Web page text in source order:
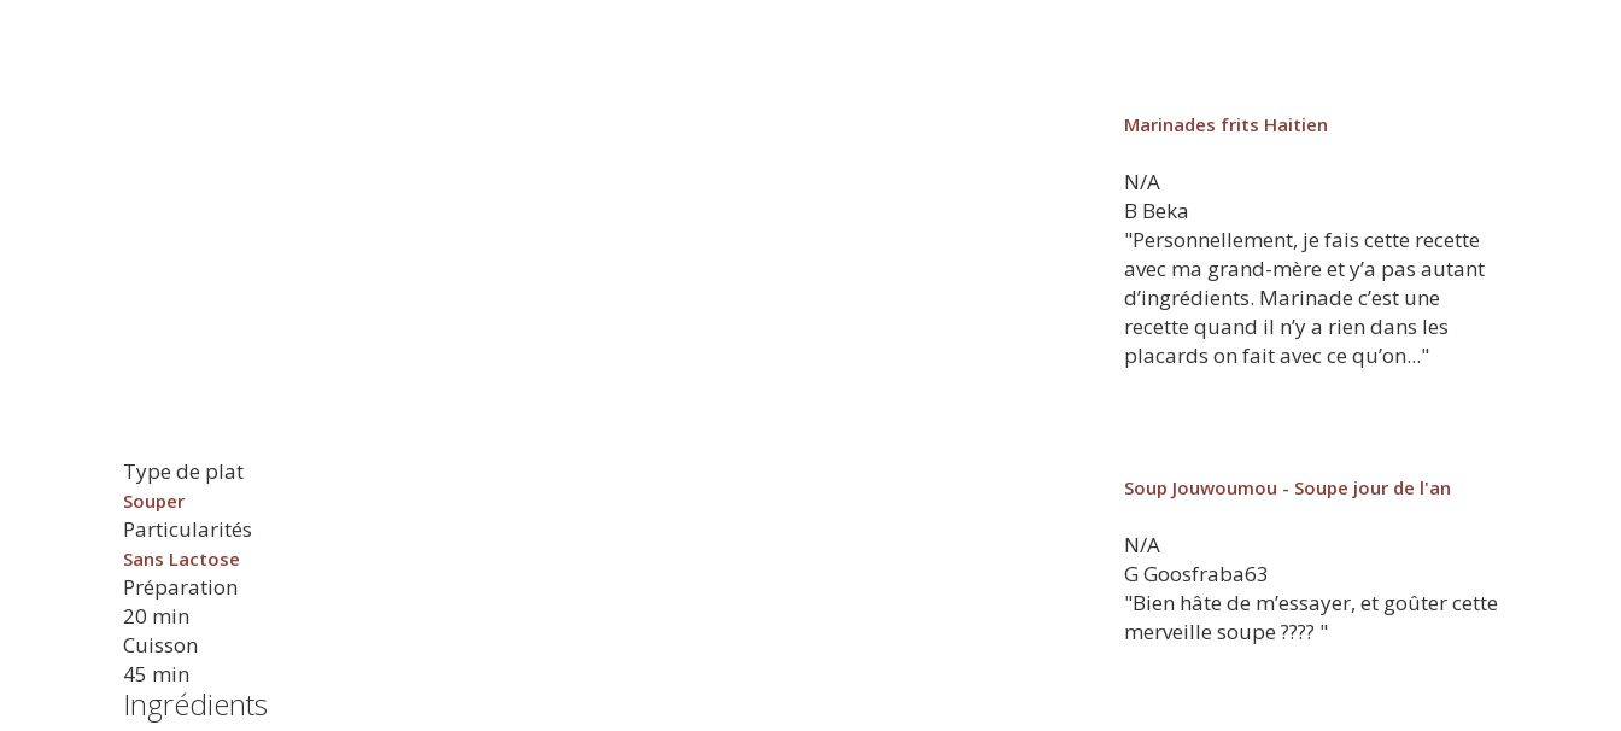
Type de plat
Souper
Particularités
Sans Lactose
Préparation
20 min
Cuisson
45 min
Ingrédients
Marinades frits Haitien
N/A
B Beka
"Personnellement, je fais cette recette
avec ma grand-mère et y’a pas autant
d’ingrédients. Marinade c’est une
recette quand il n’y a rien dans les
placards on fait avec ce qu’on..."
Soup Jouwoumou - Soupe jour de l'an
N/A
G Goosfraba63
"Bien hâte de m’essayer, et goûter cette
merveille soupe ???? "